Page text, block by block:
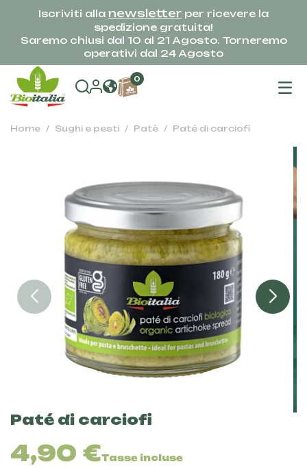
Iscriviti alla newsletter per ricevere la
spedizione gratuita!
Saremo chiusi dal 10 al 21 Agosto. Torneremo
operativi dal 24 Agosto
0
Home Sughi e pesti Patè Paté di carciofi
Paté di carciofi
4,90 €Tasse incluse